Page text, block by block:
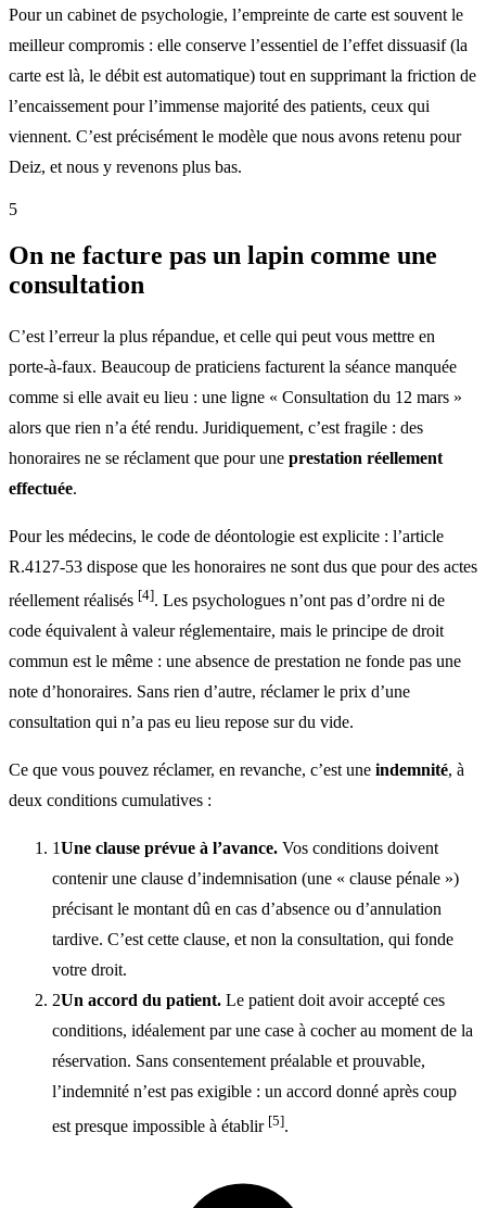
Pour un cabinet de psychologie, l’empreinte de carte est souvent le
meilleur compromis : elle conserve l’essentiel de l’effet dissuasif (la
carte est là, le débit est automatique) tout en supprimant la friction de
l’encaissement pour l’immense majorité des patients, ceux qui
viennent. C’est précisément le modèle que nous avons retenu pour
Deiz, et nous y revenons plus bas.
5
On ne facture pas un lapin comme une
consultation
C’est l’erreur la plus répandue, et celle qui peut vous mettre en
porte-à-faux. Beaucoup de praticiens facturent la séance manquée
comme si elle avait eu lieu : une ligne « Consultation du 12 mars »
alors que rien n’a été rendu. Juridiquement, c’est fragile : des
honoraires ne se réclament que pour une prestation réellement
effectuée.
Pour les médecins, le code de déontologie est explicite : l’article
R.4127-53 dispose que les honoraires ne sont dus que pour des actes
réellement réalisés [4]. Les psychologues n’ont pas d’ordre ni de
code équivalent à valeur réglementaire, mais le principe de droit
commun est le même : une absence de prestation ne fonde pas une
note d’honoraires. Sans rien d’autre, réclamer le prix d’une
consultation qui n’a pas eu lieu repose sur du vide.
Ce que vous pouvez réclamer, en revanche, c’est une indemnité, à
deux conditions cumulatives :
1Une clause prévue à l’avance. Vos conditions doivent
contenir une clause d’indemnisation (une « clause pénale »)
précisant le montant dû en cas d’absence ou d’annulation
tardive. C’est cette clause, et non la consultation, qui fonde
votre droit.
2Un accord du patient. Le patient doit avoir accepté ces
conditions, idéalement par une case à cocher au moment de la
réservation. Sans consentement préalable et prouvable,
l’indemnité n’est pas exigible : un accord donné après coup
est presque impossible à établir [5].